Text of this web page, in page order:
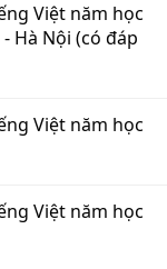
Việt năm học
Hà Nội (có đáp
Việt năm học
Việt năm học